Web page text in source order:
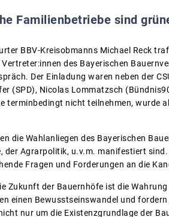
Familienbetriebe sind
BBV-Kreisobmanns Michael Reck
des Bayerischen
Der Einladung waren neben der
(SPD), Nicolas Lommatzsch
terminbedingt nicht teilnehmen, wurde
die Wahlanliegen des Bayerischen
der Agrarpolitik, u.v.m. manifestiert
Fragen und Forderungen an die
Zukunft der Bauernhöfe ist die
einen Bewusstseinswandel und
nur um die Existenzgrundlage der